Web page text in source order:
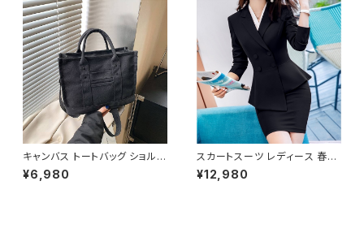
ホワイト ベージュ ダークグリー
ン コーヒー 韓国 ゆったり シー
スルー チョーカーネック ブラウ
スシャツ 体型カバー 二の腕カバ
ー シンプル シャツブラウス オフ
ィス カジュアル OL 上品 大人 1
0代 20代 30代 40代 C-TSS
0052
キャンバス トートバッグ ショルダ
ーバッグ ミニバッグ レディース
ワンタイプ ブラック グレー ブラ
¥6,980
スカートスーツ レディース 春夏
秋冬 春 夏 秋 冬 黒 スーツ 上
下セット 2点セット ジャケット ス
¥12,980